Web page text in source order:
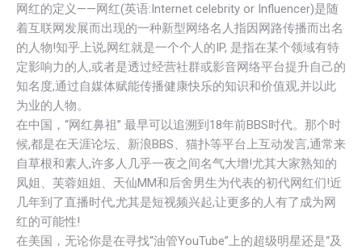
网红的定义——网红(英语:Internet celebrity or Influencer)是随
着互联网发展而出现的一种新型网络名人指因网路传播而出名
的人物!知乎上说,网红就是一个个人的IP, 是指在某个领域有特
定影响力的人,或者是透过经营社群或影音网络平台提升自己的
知名度,通过自媒体赋能传播健康快乐的知识和价值观,并以此
为业的人物。
在中国，“网红鼻祖” 最早可以追溯到18年前BBS时代。那个时
候,都是在天涯论坛、新浪BBS、猫扑等平台上互动发言,通常来
自草根和素人,许多人几乎一夜之间名气大增!尤其大家熟知的
凤姐、芙蓉姐姐、天仙MM和后舍男生为代表的初代网红们!近
几年到了直播时代,尤其是短视频兴起,让更多的人有了成为网
红的可能性!
在美国，无论你是在寻找“油管YouTube”上的超级明星还是“及